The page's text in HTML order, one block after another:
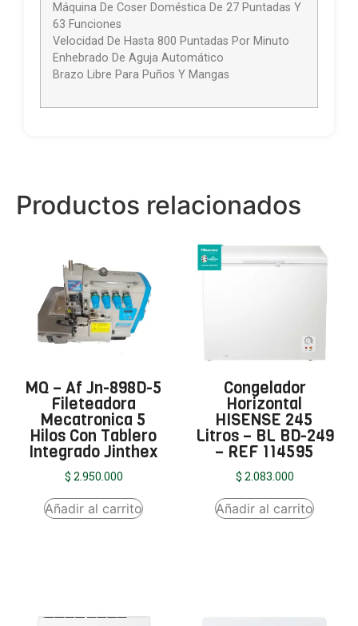
Máquina De Coser Doméstica De 27 Puntadas Y
63 Funciones
Velocidad De Hasta 800 Puntadas Por Minuto
Enhebrado De Aguja Automático
Brazo Libre Para Puños Y Mangas
Productos relacionados
MQ – Af Jn-898D-5
Fileteadora
Mecatronica 5
Hilos Con Tablero
Integrado Jinthex
$ 2.950.000
Añadir al carrito
Congelador
Horizontal
HISENSE 245
Litros – BL BD-249
– REF 114595
$ 2.083.000
Añadir al carrito